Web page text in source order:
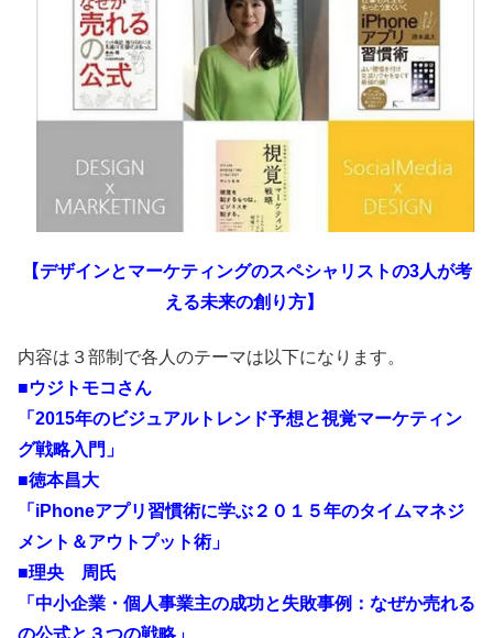
【デザインとマーケティングのスペシャリストの3人が考
える未来の創り方】
内容は３部制で各人のテーマは以下になります。
■ウジトモコさん
「2015年のビジュアルトレンド予想と視覚マーケティン
グ戦略入門」
■徳本昌大
「iPhoneアプリ習慣術に学ぶ２０１５年のタイムマネジ
メント＆アウトプット術」
■理央 周氏
「中小企業・個人事業主の成功と失敗事例：なぜか売れる